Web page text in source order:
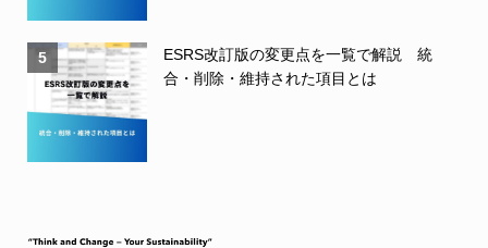
5
ESRS改訂版の変更点を一覧で解説 統
合・削除・維持された項目とは